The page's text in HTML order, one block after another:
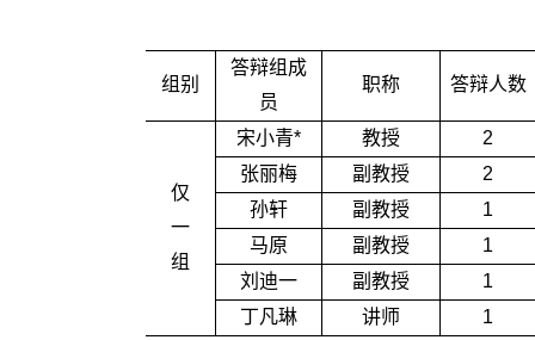
组别
答辩组成
员
职称 答辩人数
仅
一
组
宋小青* 教授
2
张丽梅
副教授
2
孙轩
副教授
1
马原
副教授
1
刘迪一
副教授
1
丁凡琳
讲师 1